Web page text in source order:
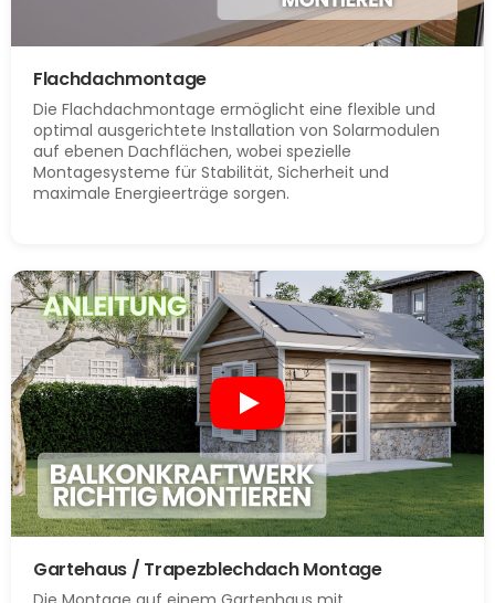
Flachdachmontage
Die Flachdachmontage ermöglicht eine flexible und
optimal ausgerichtete Installation von Solarmodulen
auf ebenen Dachflächen, wobei spezielle
Montagesysteme für Stabilität, Sicherheit und
maximale Energieerträge sorgen.
Gartehaus / Trapezblechdach Montage